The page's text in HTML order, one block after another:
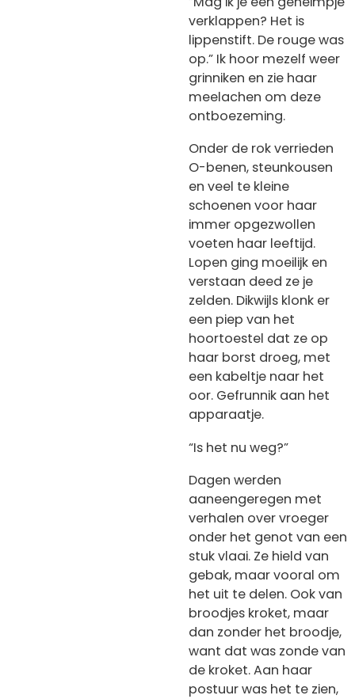
verklappen? Het is
lippenstift. De rouge was
op.” Ik hoor mezelf weer
grinniken en zie haar
meelachen om deze
ontboezeming.
Onder de rok verrieden
O-benen, steunkousen
en veel te kleine
schoenen voor haar
immer opgezwollen
voeten haar leeftijd.
Lopen ging moeilijk en
verstaan deed ze je
zelden. Dikwijls klonk er
een piep van het
hoortoestel dat ze op
haar borst droeg, met
een kabeltje naar het
oor. Gefrunnik aan het
apparaatje.
“Is het nu weg?”
Dagen werden
aaneengeregen met
verhalen over vroeger
onder het genot van een
stuk vlaai. Ze hield van
gebak, maar vooral om
het uit te delen. Ook van
broodjes kroket, maar
dan zonder het broodje,
want dat was zonde van
de kroket. Aan haar
postuur was het te zien,